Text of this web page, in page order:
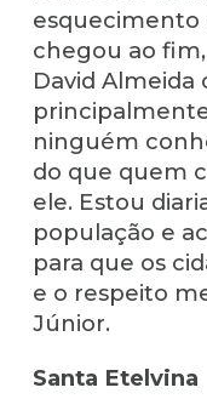
esquecimento
chegou ao
David Almeida
ninguém
do que quem
ele. Estou
população e
para que os
e o respeito
Júnior.
Santa Etelvina